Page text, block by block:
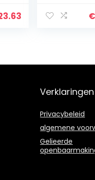
€
Verklaringen
Privacybeleid
algemene
Gelieerde